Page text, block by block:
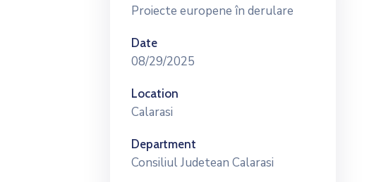
Proiecte europene în derulare
Date
08/29/2025
Location
Calarasi
Department
Consiliul Judetean Calarasi